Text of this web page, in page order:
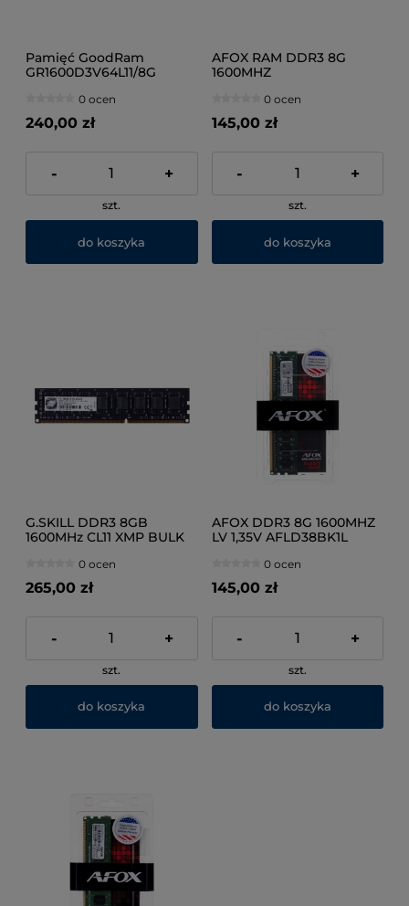
Pamięć GoodRam
GR1600D3V64L11/8G
1600 MHz; CL11)
0 ocen
240,00 zł
- +
szt.
do koszyka
AFOX RAM DDR3 8G
1600MHZ
0 ocen
145,00 zł
- +
szt.
do koszyka
G.SKILL DDR3 8GB
1600MHz CL11 XMP BULK
0 ocen
265,00 zł
- +
szt.
do koszyka
AFOX DDR3 8G 1600MHZ
LV 1,35V AFLD38BK1L
0 ocen
145,00 zł
- +
szt.
do koszyka